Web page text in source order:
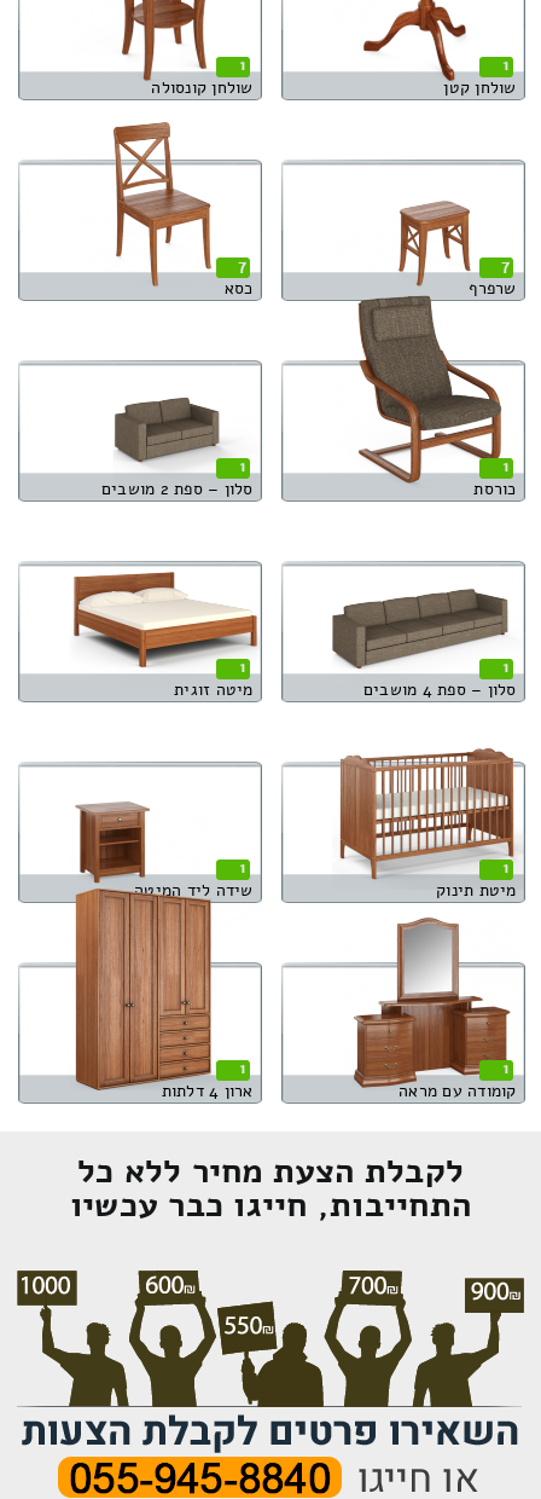
1
שולחן קטן
1
שולחן קונסולה
7
שרפרף
7
כסא
1
כורסת
1
סלון – ספת 2 מושבים
1
סלון – ספת 4 מושבים
1
מיטה זוגית
1
מיטת תינוק
1
שידה ליד המיטה
1
קומודה עם מראה
1
ארון 4 דלתות
לקבלת הצעת מחיר ללא כל
התחייבות, חייגו כבר עכשיו